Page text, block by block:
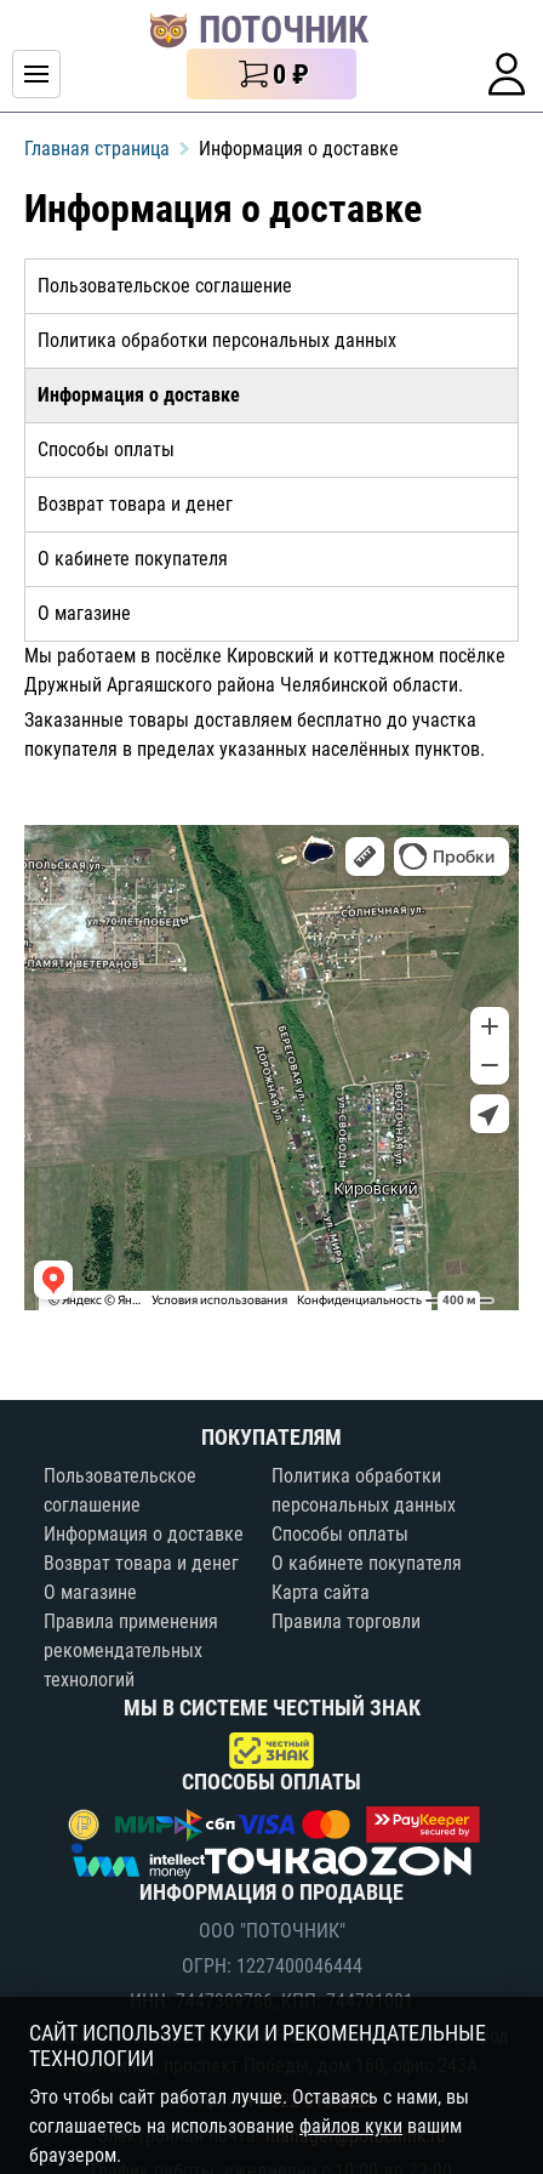
ПОТОЧНИК
0 ₽
Главная страница Информация о доставке
Информация о доставке
Мы работаем в посёлке Кировский и коттеджном посёлке
Дружный Аргаяшского района Челябинской области.
Заказанные товары доставляем бесплатно до участка
покупателя в пределах указанных населённых пунктов.
Пользовательское соглашение
Политика обработки персональных данных
Информация о доставке
Способы оплаты
Возврат товара и денег
О кабинете покупателя
О магазине
ИНФОРМАЦИЯ О ПРОДАВЦЕ
ООО "ПОТОЧНИК"
ОГРН: 1227400046444
ИНН: 7447309786, КПП: 744701001
Юридический адрес: 454084, Челябинская область, город
Челябинск, проспект Победы, дом 160, офис 243А
Телефон:+7 922 015 6222
Электронная почта:manager@potochnik.ru
ПОКУПАТЕЛЯМ
Пользовательское
соглашение
Политика обработки
персональных данных
Информация о доставке
Способы оплаты
Возврат товара и денег
О кабинете покупателя
О магазине
Карта сайта
Правила применения
рекомендательных
технологий
Правила торговли
МЫ В СИСТЕМЕ ЧЕСТНЫЙ ЗНАК
СПОСОБЫ ОПЛАТЫ
САЙТ ИСПОЛЬЗУЕТ КУКИ И РЕКОМЕНДАТЕЛЬНЫЕ
ТЕХНОЛОГИИ
Это чтобы сайт работал лучше. Оставаясь с нами, вы
соглашаетесь на использование файлов куки вашим
браузером.